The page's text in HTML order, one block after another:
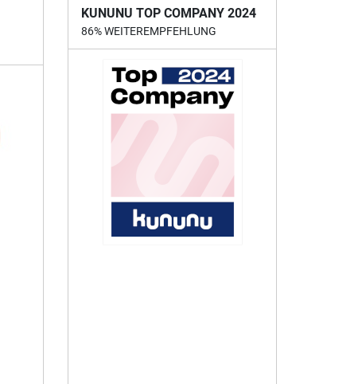
KUNUNU TOP COMPANY 2024
86% WEITEREMPFEHLUNG